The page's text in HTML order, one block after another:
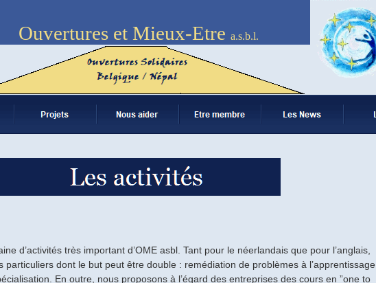
d’activités très important d’OME asbl. Tant pour le néerlandais que pour l’anglais,
particuliers dont le but peut être double : remédiation de problèmes à l’apprentissage
En outre, nous proposons à l’égard des entreprises des cours en ”one to
Ouvertures et Mieux-Etre a.s.b.l.